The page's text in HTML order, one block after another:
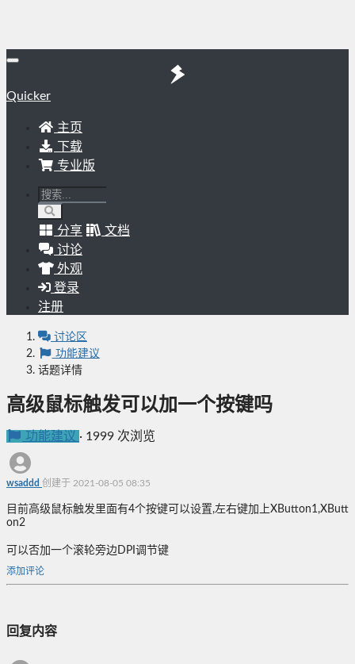
Quicker
主页
下载
专业版
分享
文档
讨论
外观
登录
注册
讨论区
功能建议
话题详情
高级鼠标触发可以加一个按键吗
功能建议 · 1999 次浏览
wsaddd 创建于 2021-08-05 08:35
目前高级鼠标触发里面有4个按键可以设置,左右键加上XButton1,XButt
on2
可以否加一个滚轮旁边DPI调节键
添加评论
回复内容